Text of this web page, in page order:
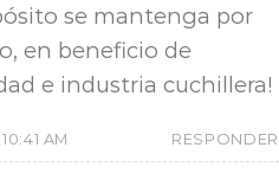
se mantenga por
en beneficio de
e industria cuchillera!
AM RESPONDER